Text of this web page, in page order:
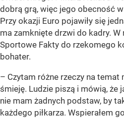
dobrą grą, więc jego obecność
Przy okazji Euro pojawiły się
ma zamknięte drzwi do kadry.
Sportowe Fakty do rzekomego
bohater.
– Czytam różne rzeczy na temat
śmieję. Ludzie piszą i mówią, że
nie mam żadnych podstaw, by
każdego piłkarza. Wspierałem